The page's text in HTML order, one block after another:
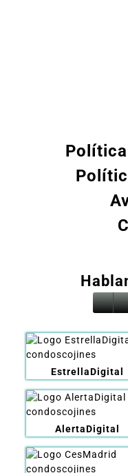
EstrellaDigital
AlertaDigital